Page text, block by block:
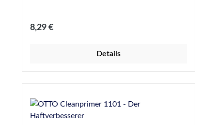
Regulärer Preis:
8,29 €
Details